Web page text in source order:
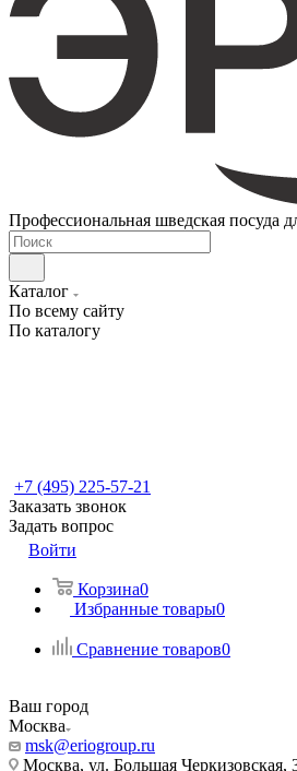
Профессиональная шведская посуда
Каталог
По всему сайту
По каталогу
+7 (495) 225-57-21
Заказать звонок
Задать вопрос
Войти
Корзина0
Избранные товары0
Сравнение товаров0
Ваш город
Москва
msk@eriogroup.ru
Москва, ул. Большая Черкизовская,